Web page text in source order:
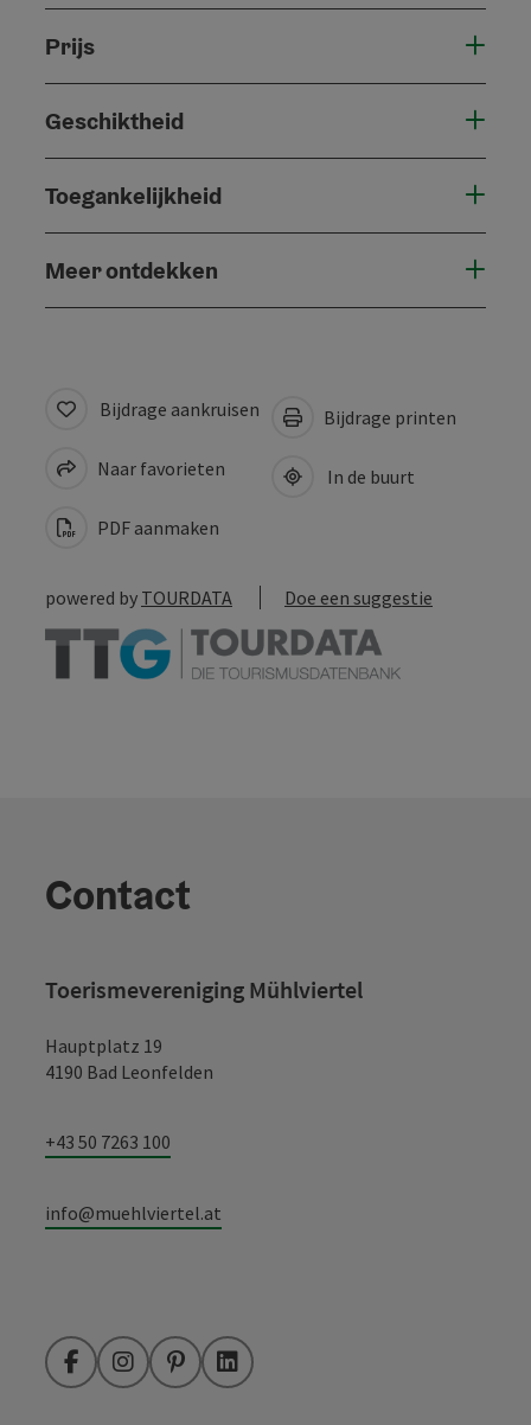
Prijs
Geschiktheid
Toegankelijkheid
Meer ontdekken
Bijdrage aankruisen
Naar favorieten
PDF aanmaken
Bijdrage printen
In de buurt
powered by TOURDATA Doe een suggestie
Contact
Toerismevereniging Mühlviertel
Hauptplatz 19
4190 Bad Leonfelden
+43 50 7263 100
info@muehlviertel.at
FacebookInstagramPinterestLinkedIn